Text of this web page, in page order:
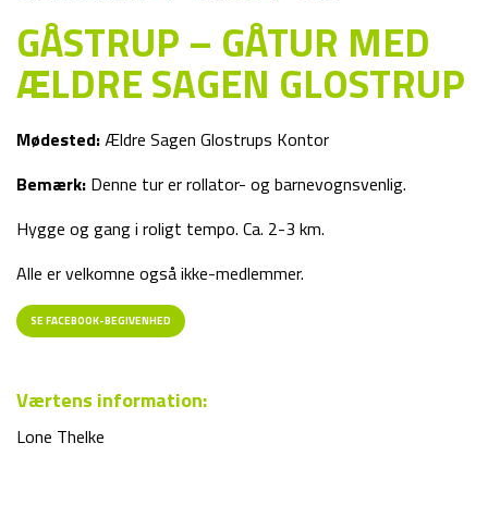
GÅSTRUP – GÅTUR MED
ÆLDRE SAGEN GLOSTRUP
Mødested:Ældre Sagen Glostrups Kontor
Bemærk: Denne tur er rollator- og barnevognsvenlig.
Hygge og gang i roligt tempo. Ca. 2-3 km.
Alle er velkomne også ikke-medlemmer.
SE FACEBOOK-BEGIVENHED
Værtens information:
Lone Thelke